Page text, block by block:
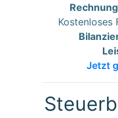
Kostenloses
Jetzt